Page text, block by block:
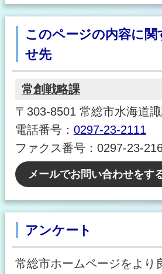
このページの内容に
せ先
常創戦略課
〒303-8501 常総市水海道
電話番号： 0297-23-2111
ファクス番号：0297-23-
メールでお問い合わせをす
アンケート
常総市ホームページをより